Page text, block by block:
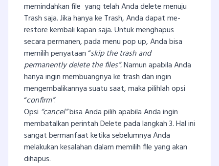
memindahkan file yang telah Anda delete menuju
Trash saja. Jika hanya ke Trash, Anda dapat me-
restore kembali kapan saja. Untuk menghapus
secara permanen, pada menu pop up, Anda bisa
memilih penyataan “skip the trash and
permanently delete the files”.Namun apabila Anda
hanya ingin membuangnya ke trash dan ingin
mengembalikannya suatu saat, maka pilihlah opsi
“confirm”.
Opsi “cancel”bisa Anda pilih apabila Anda ingin
membatalkan perintah Delete pada langkah 3. Hal ini
sangat bermanfaat ketika sebelumnya Anda
melakukan kesalahan dalam memilih file yang akan
dihapus.